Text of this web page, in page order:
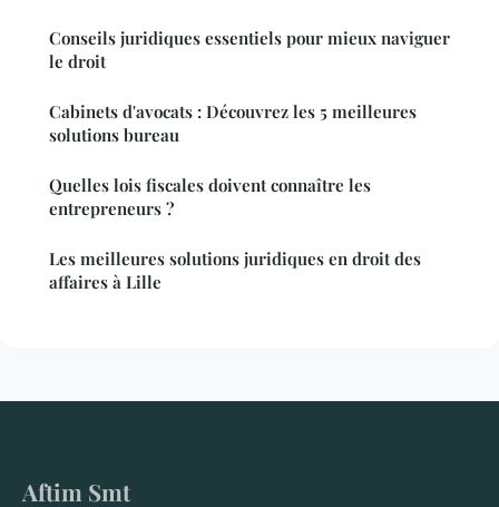
Conseils juridiques essentiels pour mieux naviguer
le droit
Cabinets d'avocats : Découvrez les 5 meilleures
solutions bureau
Quelles lois fiscales doivent connaître les
entrepreneurs ?
Les meilleures solutions juridiques en droit des
affaires à Lille
Aftim Smt